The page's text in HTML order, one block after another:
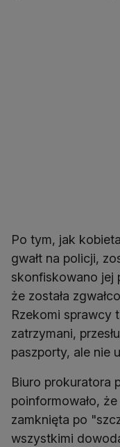
Po tym, jak
gwałt na policji,
skonfiskowano jej
że została
Rzekomi sprawcy
zatrzymani,
paszporty, ale nie
Biuro prokuratora
poinformowało,
zamknięta po
wszystkimi